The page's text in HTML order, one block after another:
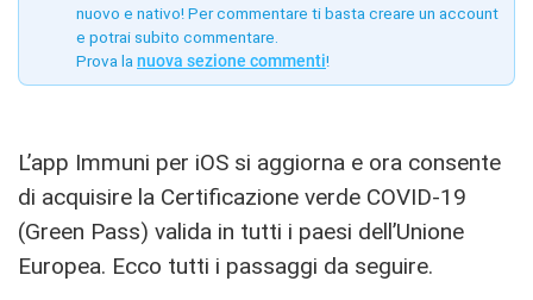
nuovo e nativo! Per commentare ti basta creare un account
e potrai subito commentare.
Prova la nuova sezione commenti!
L’app Immuni per iOS si aggiorna e ora consente
di acquisire la Certificazione verde COVID-19
(Green Pass) valida in tutti i paesi dell’Unione
Europea. Ecco tutti i passaggi da seguire.